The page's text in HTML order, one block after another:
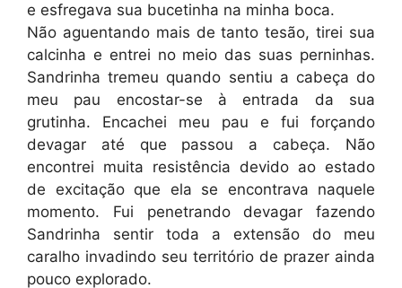
e esfregava sua bucetinha na minha boca.
Não aguentando mais de tanto tesão, tirei sua
calcinha e entrei no meio das suas perninhas.
Sandrinha tremeu quando sentiu a cabeça do
meu pau encostar-se à entrada da sua
grutinha. Encachei meu pau e fui forçando
devagar até que passou a cabeça. Não
encontrei muita resistência devido ao estado
de excitação que ela se encontrava naquele
momento. Fui penetrando devagar fazendo
Sandrinha sentir toda a extensão do meu
caralho invadindo seu território de prazer ainda
pouco explorado.